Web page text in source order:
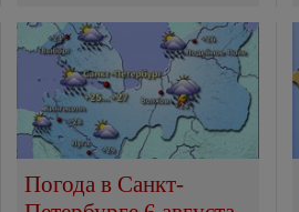
Погода в Санкт-